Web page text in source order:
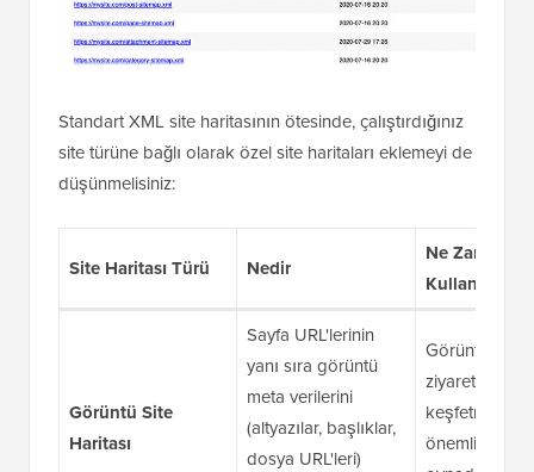
Standart XML site haritasının ötesinde, çalıştırdığınız
site türüne bağlı olarak özel site haritaları eklemeyi de
düşünmelisiniz:
Site Haritası Türü Nedir
Ne Zaman
Kullanılır
Görüntü Site
Haritası
Sayfa URL'lerinin
yanı sıra görüntü
meta verilerini
(altyazılar, başlıklar,
dosya URL'leri)
Görüntülerin,
ziyaretçilerin
keşfetme
önemli bir rol